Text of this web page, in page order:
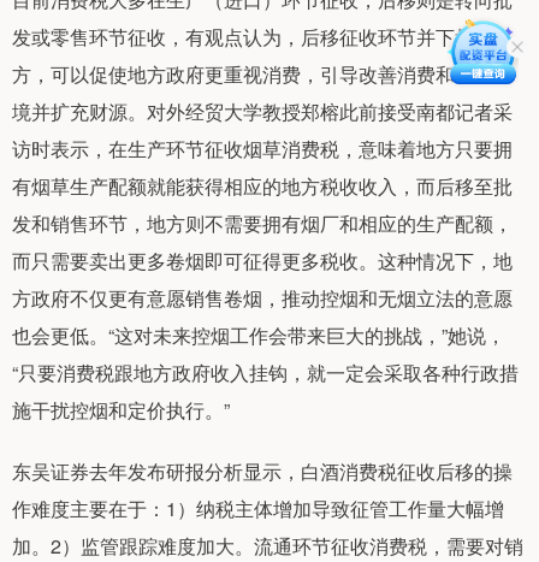
发或零售环节征收，有观点认为，后移征收环节并下划地
方，可以促使地方政府更重视消费，引导改善消费和营商环
境并扩充财源。对外经贸大学教授郑榕此前接受南都记者采
访时表示，在生产环节征收烟草消费税，意味着地方只要拥
有烟草生产配额就能获得相应的地方税收收入，而后移至批
发和销售环节，地方则不需要拥有烟厂和相应的生产配额，
而只需要卖出更多卷烟即可征得更多税收。这种情况下，地
方政府不仅更有意愿销售卷烟，推动控烟和无烟立法的意愿
也会更低。“这对未来控烟工作会带来巨大的挑战，”她说，
“只要消费税跟地方政府收入挂钩，就一定会采取各种行政措
施干扰控烟和定价执行。”
东吴证券去年发布研报分析显示，白酒消费税征收后移的操
作难度主要在于：1）纳税主体增加导致征管工作量大幅增
加。2）监管跟踪难度加大。流通环节征收消费税，需要对销